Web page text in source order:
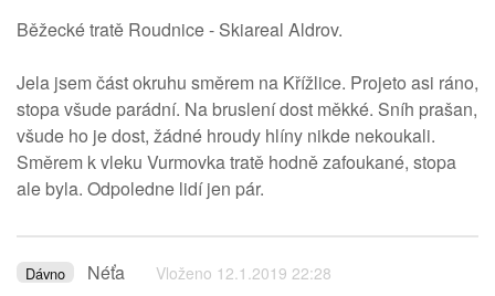
Běžecké tratě Roudnice - Skiareal Aldrov.
Jela jsem část okruhu směrem na Křížlice. Projeto asi ráno,
stopa všude parádní. Na bruslení dost měkké. Sníh prašan,
všude ho je dost, žádné hroudy hlíny nikde nekoukali.
Směrem k vleku Vurmovka tratě hodně zafoukané, stopa
ale byla. Odpoledne lidí jen pár.
Dávno Néťa Vloženo 12.1.2019 22:28